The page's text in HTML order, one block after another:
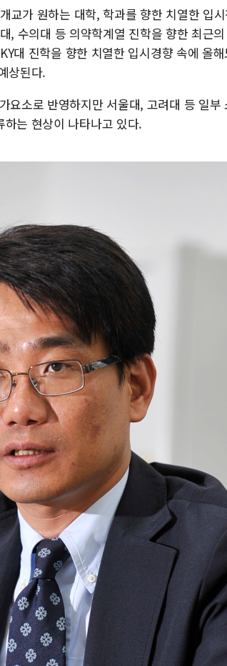
교가 원하는 대학, 학과를 향한 치열한 입
, 수의대 등 의약학계열 진학을 향한 최근
대 진학을 향한 치열한 입시경향 속에 올
상된다.
요소로 반영하지만 서울대, 고려대 등 일부
는 현상이 나타나고 있다.